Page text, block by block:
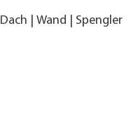
| Wand | Spengler